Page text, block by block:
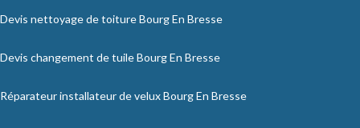
Devis nettoyage de toiture Bourg En Bresse
Devis changement de tuile Bourg En Bresse
Réparateur installateur de velux Bourg En Bresse